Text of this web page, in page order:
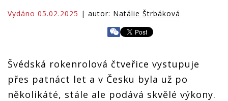
Vydáno 05.02.2025 | autor: Natálie Štrbáková
Švédská rokenrolová čtveřice vystupuje
přes patnáct let a v Česku byla už po
několikáté, stále ale podává skvělé výkony.